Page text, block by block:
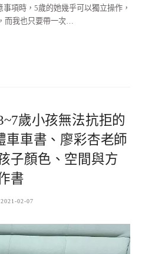
項時，5歲的她幾乎可以獨立操作，
而我也只要帶一次…
歲小孩無法抗拒的
車車書、廖彩杏老師
子顏色、空間與方
書
2021-02-07